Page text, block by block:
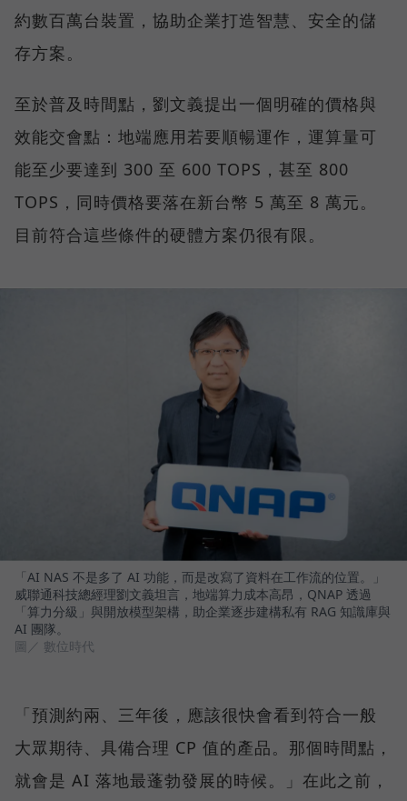
約數百萬台裝置，協助企業打造智慧、安全的儲
存方案。
至於普及時間點，劉文義提出一個明確的價格與
效能交會點：地端應用若要順暢運作，運算量可
能至少要達到 300 至 600 TOPS，甚至 800
TOPS，同時價格要落在新台幣 5 萬至 8 萬元。
目前符合這些條件的硬體方案仍很有限。
「AI NAS 不是多了 AI 功能，而是改寫了資料在工作流的位置。」
威聯通科技總經理劉文義坦言，地端算力成本高昂，QNAP 透過
「算力分級」與開放模型架構，助企業逐步建構私有 RAG 知識庫與
AI 團隊。
圖／ 數位時代
「預測約兩、三年後，應該很快會看到符合一般
大眾期待、具備合理 CP 值的產品。那個時間點，
就會是 AI 落地最蓬勃發展的時候。」在此之前，